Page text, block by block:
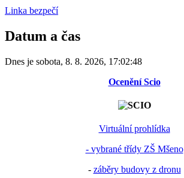
Linka bezpečí
Datum a čas
Dnes je sobota, 8. 8. 2026, 17:02:48
Ocenění Scio
Virtuální prohlídka
- vybrané třídy ZŠ Mšeno
- záběry budovy z dronu